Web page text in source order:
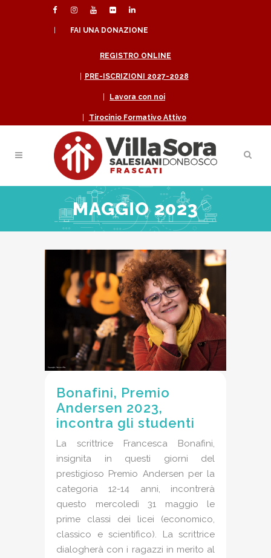
FAI UNA DONAZIONE
REGISTRO ONLINE
PRE-ISCRIZIONI 2027-2028
Lavora con noi
Tirocinio Formativo Attivo
MAGGIO 2023
Bonafini, Premio
Andersen 2023,
incontra gli studenti
La scrittrice Francesca Bonafini,
insignita in questi giorni del
prestigioso Premio Andersen per la
categoria 12-14 anni, incontrerà
questo mercoledì 31 maggio le
prime classi dei licei (economico,
classico e scientifico). La scrittrice
dialogherà con i ragazzi in merito al